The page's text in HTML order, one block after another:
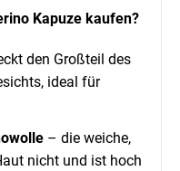
Kapuze kaufen?
den Großteil des
ideal für
– die weiche,
nicht und ist hoch